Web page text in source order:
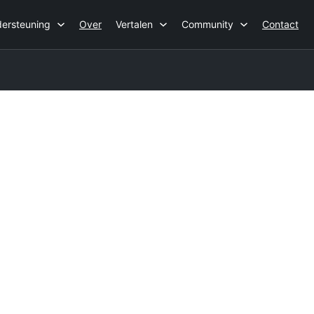
Over Vertalen Community Contact